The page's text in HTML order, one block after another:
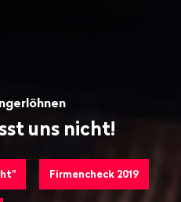
uns nicht!
Firmencheck 2019